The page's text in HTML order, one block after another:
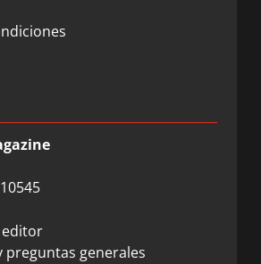
editor
preguntas generales